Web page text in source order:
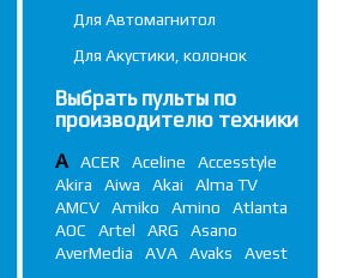
Для Автомагнитол
Для Акустики, колонок
Выбрать пульты по
производителю техники
A ACER Aceline
Accesstyle
Akira
Aiwa Akai
Alma TV
AMCV
Amiko Amino
Atlanta
AOC
Artel ARG
Asano
AverMedia
AVA Avaks Avest